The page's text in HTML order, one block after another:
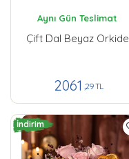
Aynı Gün Teslimat
Çift Dal Beyaz Orkide
2061 ,29 TL
İndirim